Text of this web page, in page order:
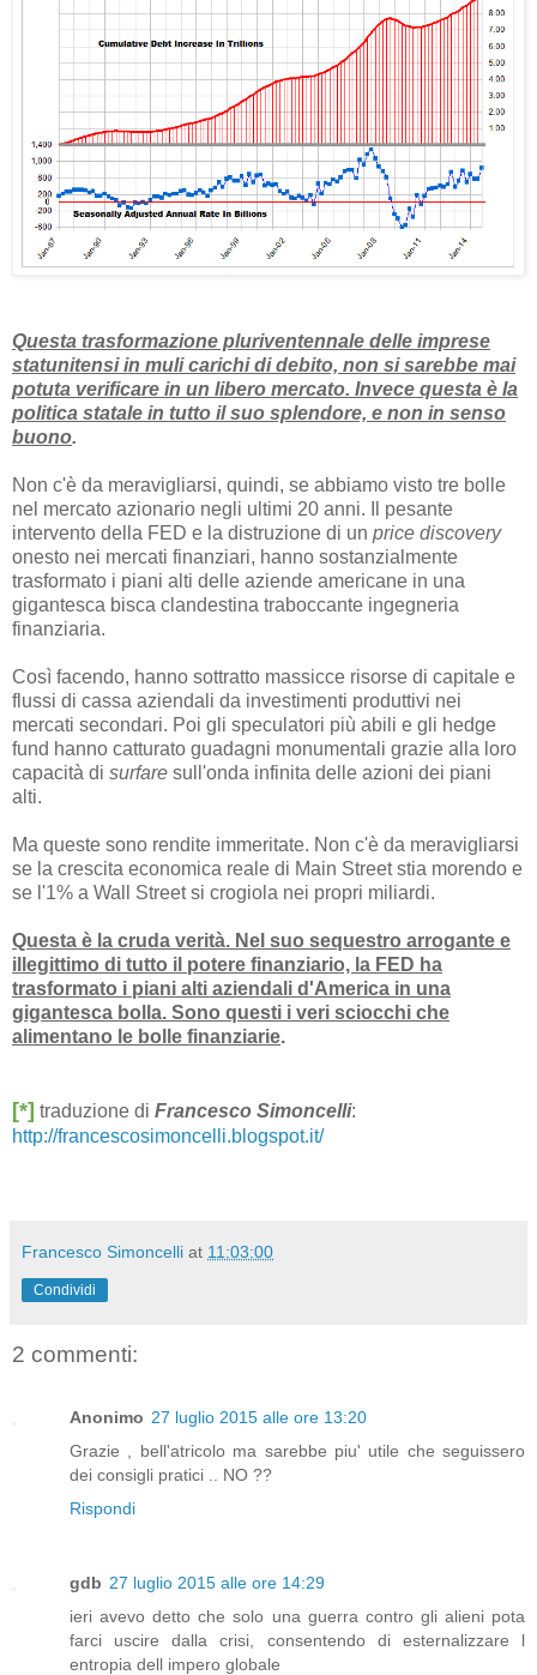
Questa trasformazione pluriventennale delle imprese
statunitensi in muli carichi di debito, non si sarebbe mai
potuta verificare in un libero mercato. Invece questa è la
politica statale in tutto il suo splendore, e non in senso
buono.
Non c'è da meravigliarsi, quindi, se abbiamo visto tre bolle
nel mercato azionario negli ultimi 20 anni. Il pesante
intervento della FED e la distruzione di un price discovery
onesto nei mercati finanziari, hanno sostanzialmente
trasformato i piani alti delle aziende americane in una
gigantesca bisca clandestina traboccante ingegneria
finanziaria.
Così facendo, hanno sottratto massicce risorse di capitale e
flussi di cassa aziendali da investimenti produttivi nei
mercati secondari. Poi gli speculatori più abili e gli hedge
fund hanno catturato guadagni monumentali grazie alla loro
capacità di surfare sull'onda infinita delle azioni dei piani
alti.
Ma queste sono rendite immeritate. Non c'è da meravigliarsi
se la crescita economica reale di Main Street stia morendo e
se l'1% a Wall Street si crogiola nei propri miliardi.
Questa è la cruda verità. Nel suo sequestro arrogante e
illegittimo di tutto il potere finanziario, la FED ha
trasformato i piani alti aziendali d'America in una
gigantesca bolla. Sono questi i veri sciocchi che
alimentano le bolle finanziarie.
[*] traduzione di Francesco Simoncelli:
http://francescosimoncelli.blogspot.it/
Francesco Simoncelli at 11:03:00
Condividi
2 commenti:
Anonimo 27 luglio 2015 alle ore 13:20
Grazie , bell'atricolo ma sarebbe piu' utile che seguissero
dei consigli pratici .. NO ??
Rispondi
gdb 27 luglio 2015 alle ore 14:29
ieri avevo detto che solo una guerra contro gli alieni pota
farci uscire dalla crisi, consentendo di esternalizzare l
entropia dell impero globale